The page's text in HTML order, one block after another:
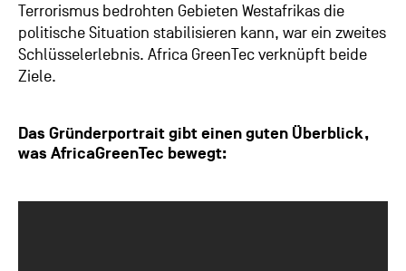
Terrorismus bedrohten Gebieten Westafrikas die
politische Situation stabilisieren kann, war ein zweites
Schlüsselerlebnis. Africa GreenTec verknüpft beide
Ziele.
Das Gründerportrait gibt einen guten Überblick,
was AfricaGreenTec bewegt: